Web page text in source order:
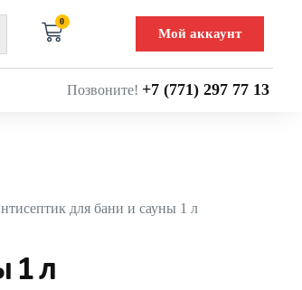
0
Мой аккаунт
Позвоните! +7 (771) 297 77 13
для бани и сауны 1 л
1 л